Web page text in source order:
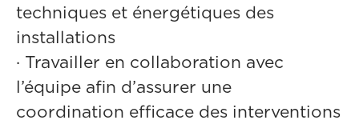
techniques et énergétiques des
installations
· Travailler en collaboration avec
l’équipe afin d’assurer une
coordination efficace des interventions